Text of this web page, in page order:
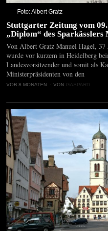
Foto: Albert Gratz
Stuttgarter Zeitung vom
„Diplom“ des Sparkässlers
Von Albert Gratz Manuel Hagel, 37
wurde vor kurzem in Heidelberg
Landesvorsitzender und somit als
Ministerpräsidenten von den
VOR 8 MONATEN VON GASPARD